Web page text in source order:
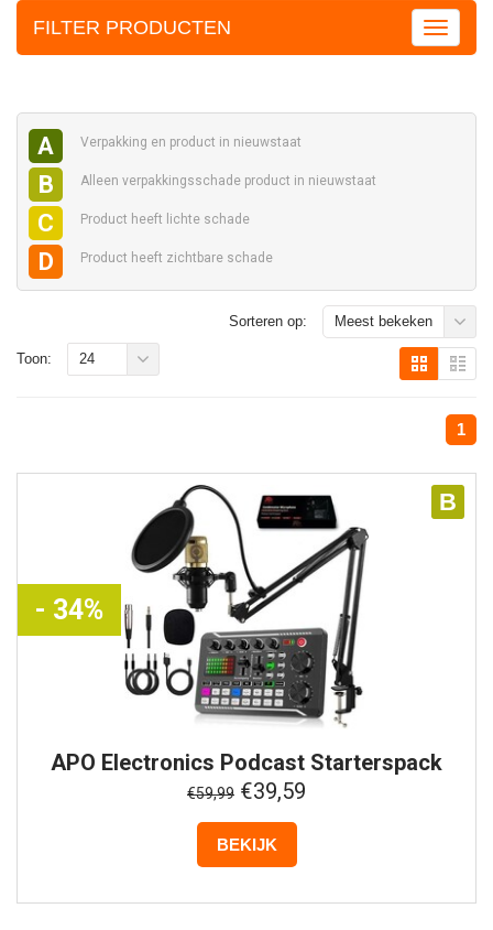
FILTER PRODUCTEN
A Verpakking en product in nieuwstaat
B Alleen verpakkingsschade product in nieuwstaat
C Product heeft lichte schade
D Product heeft zichtbare schade
Sorteren op: Meest bekeken
1
Toon: 24
B
- 34%
APO Electronics Podcast Starterspack
€59,99 €39,59
BEKIJK